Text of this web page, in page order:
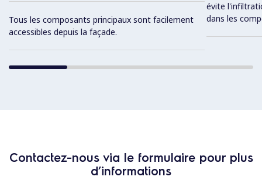
Tous les composants principaux sont facilement
accessibles depuis la façade.
évite
dans les
Contactez-nous via le formulaire pour plus
d’informations